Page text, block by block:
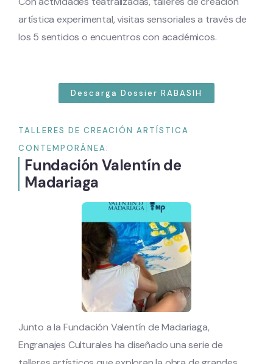
artística experimental, visitas sensoriales a través de
los 5 sentidos o encuentros con académicos.
Descarga Dossier RABASIH
TALLERES DE CREACIÓN ARTÍSTICA
CONTEMPORÁNEA:
Fundación Valentín de
Madariaga
Junto a la Fundación Valentín de Madariaga,
Engranajes Culturales ha diseñado una serie de